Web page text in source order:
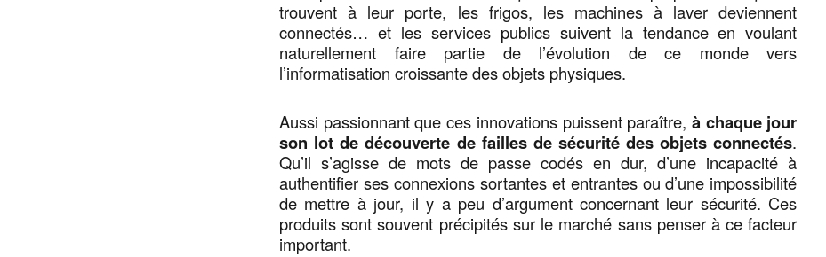
trouvent à leur porte, les frigos, les machines à laver deviennent
connectés… et les services publics suivent la tendance en voulant
naturellement faire partie de l’évolution de ce monde vers
l’informatisation croissante des objets physiques.
Aussi passionnant que ces innovations puissent paraître, à chaque jour
son lot de découverte de failles de sécurité des objets connectés.
Qu’il s’agisse de mots de passe codés en dur, d’une incapacité à
authentifier ses connexions sortantes et entrantes ou d’une impossibilité
de mettre à jour, il y a peu d’argument concernant leur sécurité. Ces
produits sont souvent précipités sur le marché sans penser à ce facteur
important.